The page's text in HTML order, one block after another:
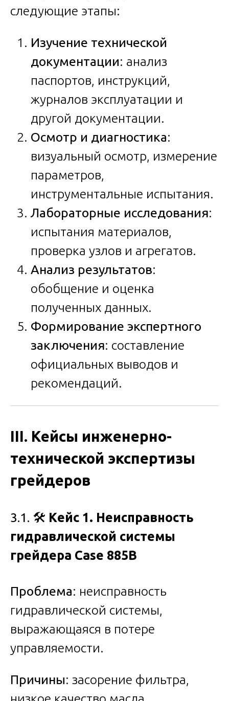
следующие этапы:
Изучение технической
документации: анализ
паспортов, инструкций,
журналов эксплуатации и
другой документации.
Осмотр и диагностика:
визуальный осмотр, измерение
параметров,
инструментальные испытания.
Лабораторные исследования:
испытания материалов,
проверка узлов и агрегатов.
Анализ результатов:
обобщение и оценка
полученных данных.
Формирование экспертного
заключения: составление
официальных выводов и
рекомендаций.
III. Кейсы инженерно-
технической экспертизы
грейдеров
3.1. 🛠️ Кейс 1. Неисправность
гидравлической системы
грейдера Case 885B
Проблема: неисправность
гидравлической системы,
выражающаяся в потере
управляемости.
Причины: засорение фильтра,